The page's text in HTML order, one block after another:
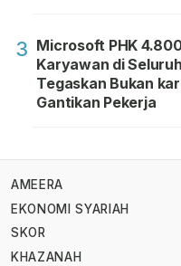
3 Microsoft PHK
Karyawan di
Tegaskan Bukan
Gantikan Pekerja
AMEERA
EKONOMI SYARIAH
SKOR
KHAZANAH